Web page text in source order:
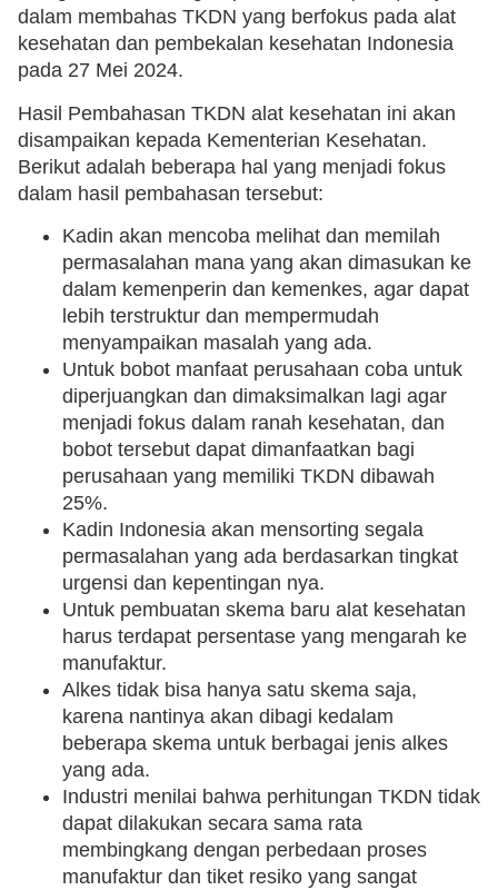
dalam membahas TKDN yang berfokus pada alat
kesehatan dan pembekalan kesehatan Indonesia
pada 27 Mei 2024.
Hasil Pembahasan TKDN alat kesehatan ini akan
disampaikan kepada Kementerian Kesehatan.
Berikut adalah beberapa hal yang menjadi fokus
dalam hasil pembahasan tersebut:
Kadin akan mencoba melihat dan memilah
permasalahan mana yang akan dimasukan ke
dalam kemenperin dan kemenkes, agar dapat
lebih terstruktur dan mempermudah
menyampaikan masalah yang ada.
Untuk bobot manfaat perusahaan coba untuk
diperjuangkan dan dimaksimalkan lagi agar
menjadi fokus dalam ranah kesehatan, dan
bobot tersebut dapat dimanfaatkan bagi
perusahaan yang memiliki TKDN dibawah
25%.
Kadin Indonesia akan mensorting segala
permasalahan yang ada berdasarkan tingkat
urgensi dan kepentingan nya.
Untuk pembuatan skema baru alat kesehatan
harus terdapat persentase yang mengarah ke
manufaktur.
Alkes tidak bisa hanya satu skema saja,
karena nantinya akan dibagi kedalam
beberapa skema untuk berbagai jenis alkes
yang ada.
Industri menilai bahwa perhitungan TKDN tidak
dapat dilakukan secara sama rata
membingkang dengan perbedaan proses
manufaktur dan tiket resiko yang sangat